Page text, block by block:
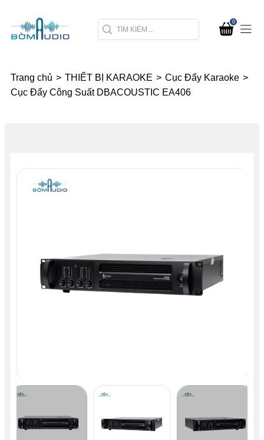
0
Trang chủ > THIẾT BỊ KARAOKE > Cục Đẩy Karaoke >
Cục Đẩy Công Suất DBACOUSTIC EA406